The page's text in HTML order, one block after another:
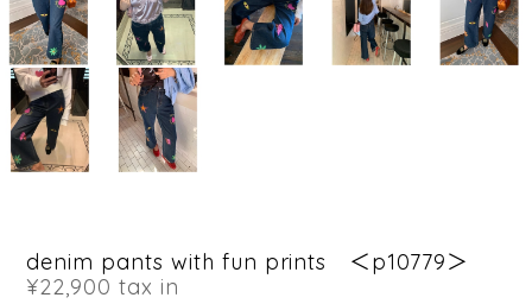
denim pants with fun prints ＜p10779＞
¥22,900 tax in